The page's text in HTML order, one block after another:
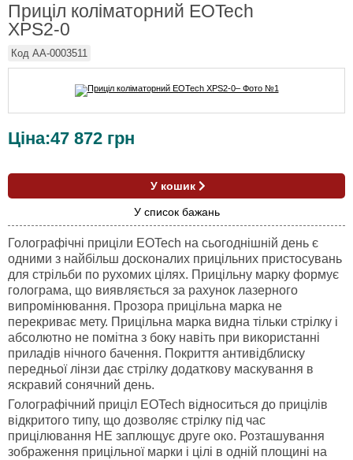
Приціл коліматорний EOTech
XPS2-0
Код AA-0003511
Ціна:47 872 грн
У кошик
У список бажань
Голографічні приціли EOTech на сьогоднішній день є
одними з найбільш досконалих прицільних пристосувань
для стрільби по рухомих цілях. Прицільну марку формує
голограма, що виявляється за рахунок лазерного
випромінювання. Прозора прицільна марка не
перекриває мету. Прицільна марка видна тільки стрілку і
абсолютно не помітна з боку навіть при використанні
приладів нічного бачення. Покриття антивідблиску
передньої лінзи дає стрілку додаткову маскування в
яскравий сонячний день.
Голографічний приціл EOTech відноситься до прицілів
відкритого типу, що дозволяє стрілку під час
прицілювання НЕ заплющує друге око. Розташування
зображення прицільної марки і цілі в одній площині на